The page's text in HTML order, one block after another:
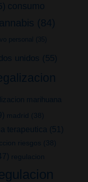
consumo
(84)
personal (35)
unidos (55)
marihuana
madrid (38)
terapeutica (51)
riesgos (38)
regulacion